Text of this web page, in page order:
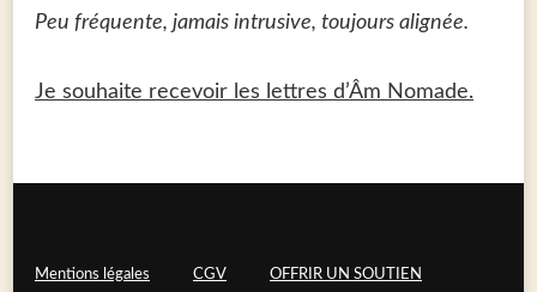
Peu fréquente, jamais intrusive, toujours alignée.
Je souhaite recevoir les lettres d’Âm Nomade.
Mentions légales CGV OFFRIR UN SOUTIEN